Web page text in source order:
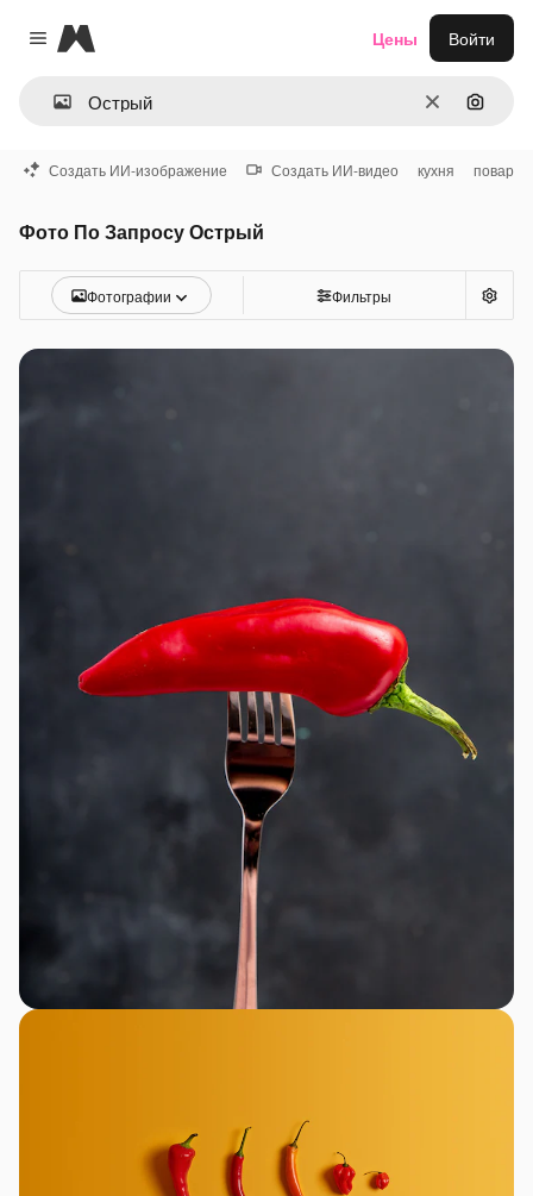
Close menu
Magnific
ОчиститьПоиск
Цены Войти
Создать ИИ-изображение Создать ИИ-видео кухня повар
Фото По Запросу Острый
Фотографии Фильтры